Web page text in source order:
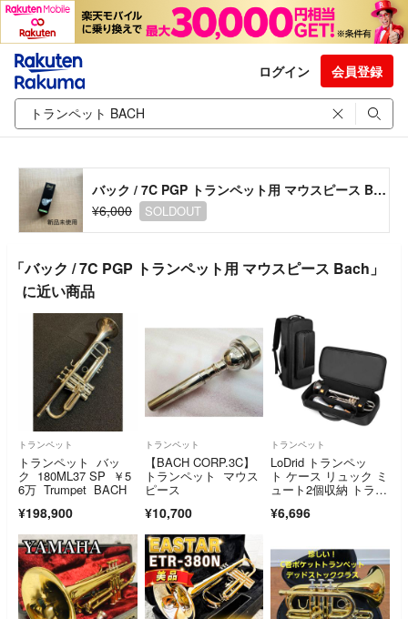
ログイン 会員登録
バック / 7C PGP トランペット用 マウスピース Bach
¥6,000
SOLDOUT
「バック / 7C PGP トランペット用 マウスピース Bach」
に近い商品
トランペット
トランペット バッ
ク 180ML37 SP ￥5
6万 Trumpet BACH
¥198,900
トランペット
【BACH CORP.3C】
トランペット マウス
ピース
¥10,700
トランペット
LoDrid トランペッ
ト ケース リュック ミ
ュート2個収納 トラン
¥6,696